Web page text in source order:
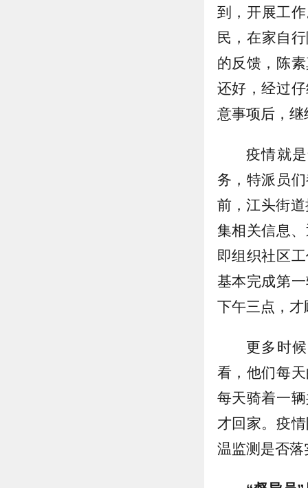
到，开展工
民，在家自
的反馈，陈
还好，经过
意事项后，
疫情就
务，特派员
前，江头街
集相关信息
即组织社区
基本完成第
下午三点，
更多时
看，他们每
每天骑着一
才回家。疫
温监测是否